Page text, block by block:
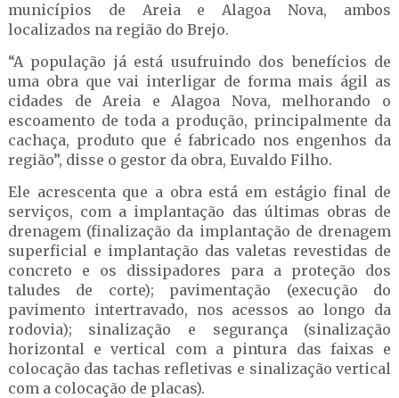
municípios de Areia e Alagoa Nova, ambos
localizados na região do Brejo.
“A população já está usufruindo dos benefícios de
uma obra que vai interligar de forma mais ágil as
cidades de Areia e Alagoa Nova, melhorando o
escoamento de toda a produção, principalmente da
cachaça, produto que é fabricado nos engenhos da
região”, disse o gestor da obra, Euvaldo Filho.
Ele acrescenta que a obra está em estágio final de
serviços, com a implantação das últimas obras de
drenagem (finalização da implantação de drenagem
superficial e implantação das valetas revestidas de
concreto e os dissipadores para a proteção dos
taludes de corte); pavimentação (execução do
pavimento intertravado, nos acessos ao longo da
rodovia); sinalização e segurança (sinalização
horizontal e vertical com a pintura das faixas e
colocação das tachas refletivas e sinalização vertical
com a colocação de placas).